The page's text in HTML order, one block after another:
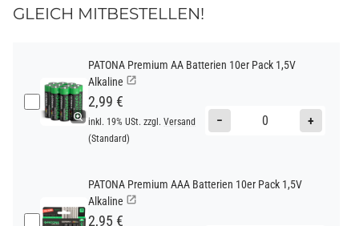
GLEICH MITBESTELLEN!
PATONA Premium AA Batterien 10er Pack 1,5V
Alkaline
2,99 €
inkl. 19% USt. zzgl. Versand
(Standard)
− +
PATONA Premium AAA Batterien 10er Pack 1,5V
Alkaline
2,95 €